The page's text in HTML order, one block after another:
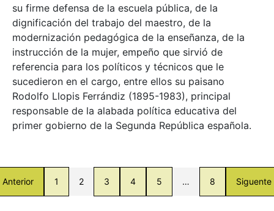
su firme defensa de la escuela pública, de la
dignificación del trabajo del maestro, de la
modernización pedagógica de la enseñanza, de la
instrucción de la mujer, empeño que sirvió de
referencia para los políticos y técnicos que le
sucedieron en el cargo, entre ellos su paisano
Rodolfo Llopis Ferrándiz (1895-1983), principal
responsable de la alabada política educativa del
primer gobierno de la Segunda República española.
Anterior 1 2 3 4 5 … 8 Siguente